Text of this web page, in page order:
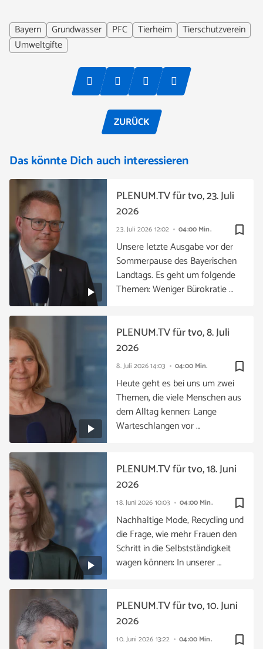
Bayern Grundwasser PFC Tierheim
Tierschutzverein
Umweltgifte
ZURÜCK
Das könnte Dich auch interessieren
bookmark_border
23. Juli 2026 12:02 04:00 Min.
PLENUM.TV für tvo, 23. Juli
2026
Unsere letzte Ausgabe vor der
Sommerpause des Bayerischen
Landtags. Es geht um folgende
Themen: Weniger Bürokratie …
bookmark_border
8. Juli 202614:03 04:00 Min.
PLENUM.TV für tvo, 8. Juli
2026
Heute geht es bei uns um zwei
Themen, die viele Menschen aus
dem Alltag kennen: Lange
Warteschlangen vor …
bookmark_border
18. Juni 2026 10:03 04:00 Min.
PLENUM.TV für tvo, 18. Juni
2026
Nachhaltige Mode, Recycling und
die Frage, wie mehr Frauen den
Schritt in die Selbstständigkeit
wagen können: In unserer …
bookmark_border
10. Juni 2026 13:22 04:00 Min.
PLENUM.TV für tvo, 10. Juni
2026